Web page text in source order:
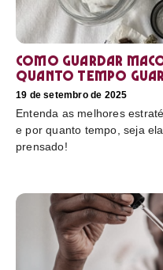
Como guardar
quanto tempo
19 de setembro de 2025
Entenda as melhores
e por quanto tempo, seja
prensado!